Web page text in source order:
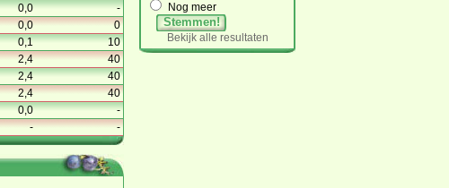
0,0
-
0,0
0
0,1
10
2,4
40
2,4
40
2,4
40
0,0
-
- -
Nog meer
Stemmen!
Bekijk alle resultaten